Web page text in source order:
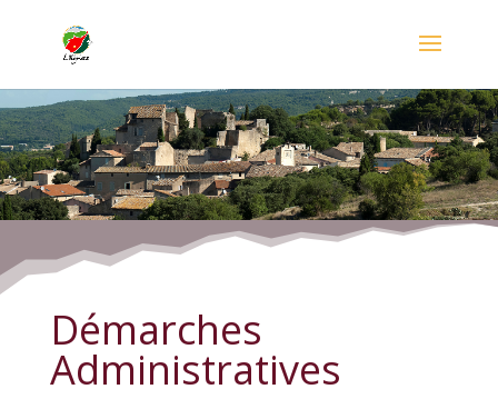
Démarches Administratives
Démarches
Administratives